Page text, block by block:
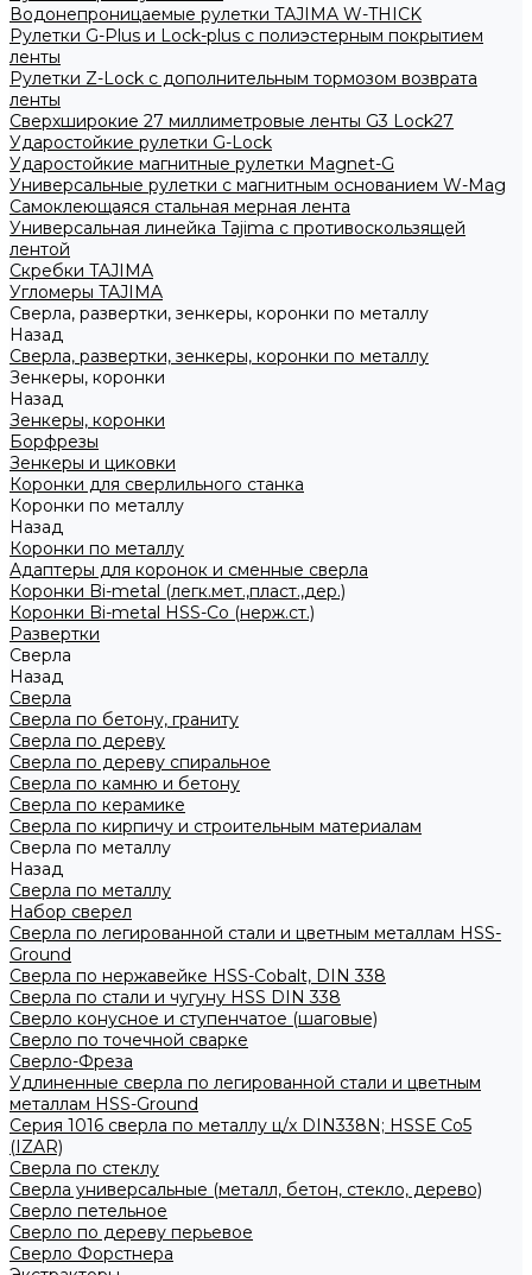
Водонепроницаемые рулетки TAJIMA W-THICK
Рулетки G-Plus и Lock-plus с полиэстерным покрытием
ленты
Рулетки Z-Lock с дополнительным тормозом возврата
ленты
Сверхширокие 27 миллиметровые ленты G3 Lock27
Ударостойкие рулетки G-Lock
Ударостойкие магнитные рулетки Magnet-G
Универсальные рулетки с магнитным основанием W-Mag
Самоклеющаяся стальная мерная лента
Универсальная линейка Tajima с противоскользящей
лентой
Скребки TAJIMA
Угломеры TAJIMA
Сверла, развертки, зенкеры, коронки по металлу
Назад
Сверла, развертки, зенкеры, коронки по металлу
Зенкеры, коронки
Назад
Зенкеры, коронки
Борфрезы
Зенкеры и циковки
Коронки для сверлильного станка
Коронки по металлу
Назад
Коронки по металлу
Адаптеры для коронок и сменные сверла
Коронки Bi-metal (легк.мет.,пласт.,дер.)
Коронки Bi-metal HSS-Co (нерж.ст.)
Развертки
Сверла
Назад
Сверла
Сверла по бетону, граниту
Сверла по дереву
Сверла по дереву спиральное
Сверла по камню и бетону
Сверла по керамике
Сверла по кирпичу и строительным материалам
Сверла по металлу
Назад
Сверла по металлу
Набор сверел
Сверла по легированной стали и цветным металлам HSS-
Ground
Сверла по нержавейке HSS-Cobalt, DIN 338
Сверла по стали и чугуну HSS DIN 338
Сверло конусное и ступенчатое (шаговые)
Сверло по точечной сварке
Сверло-Фреза
Удлиненные сверла по легированной стали и цветным
металлам HSS-Ground
Серия 1016 сверла по металлу ц/х DIN338N; HSSЕ Со5
(IZAR)
Сверла по стеклу
Сверла универсальные (металл, бетон, стекло, дерево)
Сверло петельное
Сверло по дереву перьевое
Сверло Форстнера